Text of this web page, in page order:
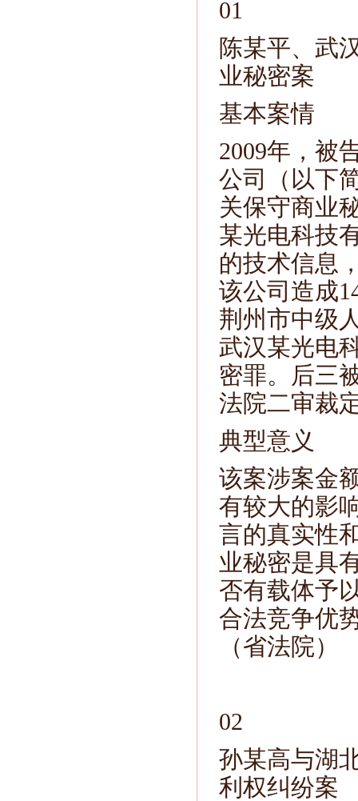
01
陈某平、武
业秘密案
基本案情
2009年，被
公司（以下
关保守商业
某光电科技
的技术信息
该公司造成
荆州市中级
武汉某光电
密罪。后三
法院二审裁
典型意义
该案涉案金
有较大的影
言的真实性
业秘密是具
否有载体予
合法竞争优
（省法院）
02
孙某高与湖
利权纠纷案